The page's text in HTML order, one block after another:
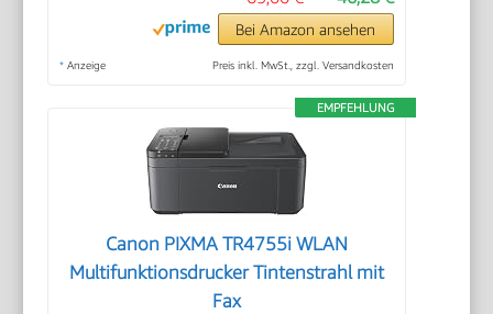
Bei Amazon ansehen
* Anzeige Preis inkl. MwSt., zzgl. Versandkosten
EMPFEHLUNG
Canon PIXMA TR4755i WLAN
Multifunktionsdrucker Tintenstrahl mit
Fax